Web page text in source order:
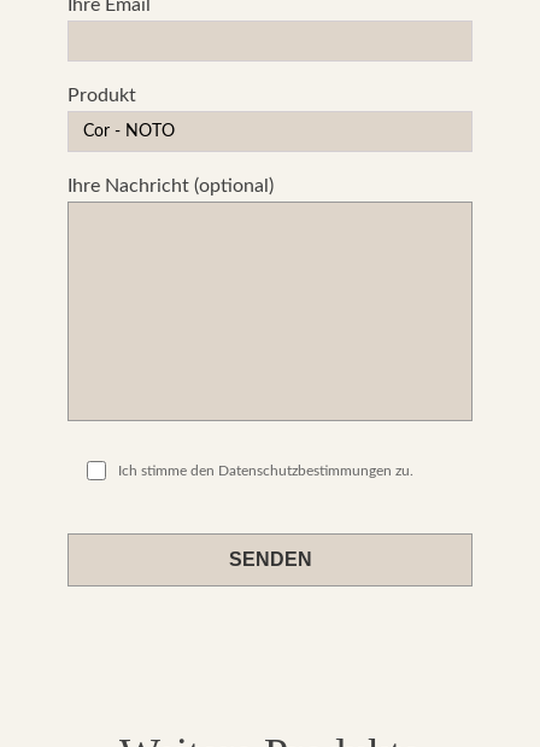
Ihre Email
Produkt
Ihre Nachricht (optional)
Ich stimme den Datenschutzbestimmungen zu.